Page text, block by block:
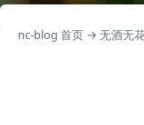
nc-blog 首页 → 无酒无